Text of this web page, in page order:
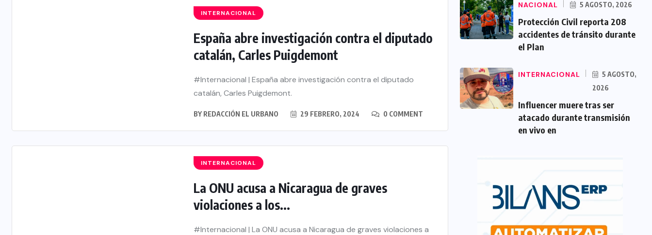
INTERNACIONAL
España abre investigación contra el diputado
catalán, Carles Puigdemont
#Internacional | España abre investigación contra el diputado
catalán, Carles Puigdemont.
BY REDACCIÓN EL URBANO 29 FEBRERO, 2024 0 COMMENT
INTERNACIONAL
La ONU acusa a Nicaragua de graves
violaciones a los...
#Internacional | La ONU acusa a Nicaragua de graves violaciones a
NACIONAL 5 AGOSTO, 2026
Protección Civil reporta 208
accidentes de tránsito durante
el Plan
INTERNACIONAL
5 AGOSTO,
2026
Influencer muere tras ser
atacado durante transmisión
en vivo en